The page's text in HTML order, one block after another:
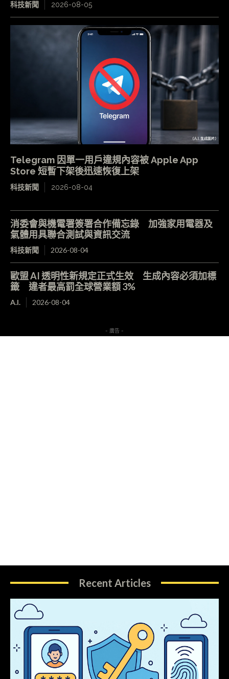
科技新聞 2026-08-05
Telegram 因單一用戶違規內容被 Apple App
Store 短暫下架後迅速恢復上架
科技新聞 2026-08-04
消委會與機電署簽署合作備忘錄 加強家用電器及
氣體用具聯合測試與資訊交流
科技新聞 2026-08-04
歐盟 AI 透明性新規定正式生效 生成內容必須加標
籤 違者最高罰全球營業額 3%
A.I. 2026-08-04
- 廣告 -
Recent Articles